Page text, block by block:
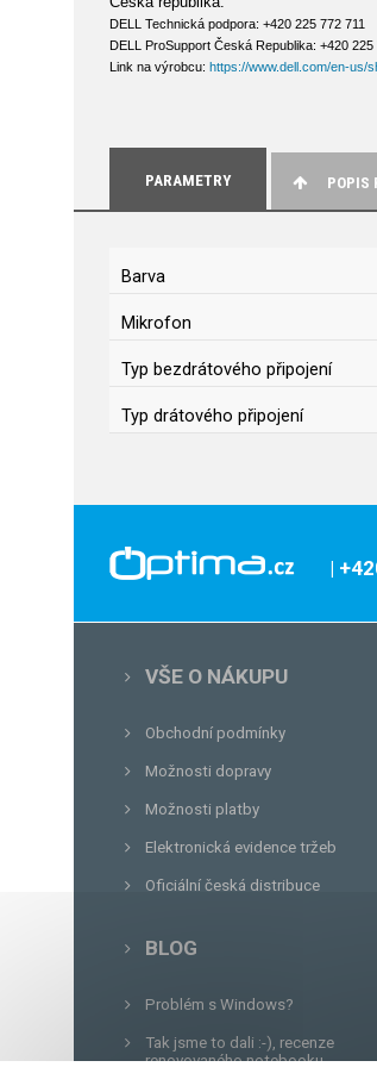
DELL Technická podpora: +420 225 772 711
DELL ProSupport Česká Republika: +420 225
Link na výrobcu: https://www.dell.com/en-us/
PARAMETRY POPIS
Barva
Mikrofon
Typ bezdrátového připojení
Typ drátového připojení
|
VŠE O NÁKUPU
Obchodní podmínky
Možnosti dopravy
Možnosti platby
Elektronická evidence tržeb
Oficiální česká distribuce
BLOG
Problém s Windows?
Tak jsme to dali :-), recenze
renovovaného notebooku.